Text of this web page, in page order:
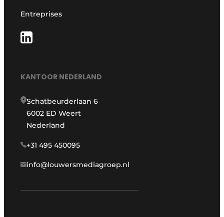
Entreprises
KANTOOR NEDERLAND
Schatbeurderlaan 6
6002 ED Weert
Nederland
+31 495 450095
info@louwersmediagroep.nl